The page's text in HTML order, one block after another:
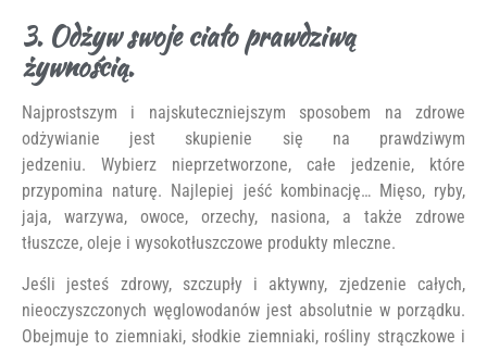
3. Odżyw swoje ciało prawdziwą
żywnością.
Najprostszym i najskuteczniejszym sposobem na zdrowe
odżywianie jest skupienie się na prawdziwym
jedzeniu. Wybierz nieprzetworzone, całe jedzenie, które
przypomina naturę. Najlepiej jeść kombinację… Mięso, ryby,
jaja, warzywa, owoce, orzechy, nasiona, a także zdrowe
tłuszcze, oleje i wysokotłuszczowe produkty mleczne.
Jeśli jesteś zdrowy, szczupły i aktywny, zjedzenie całych,
nieoczyszczonych węglowodanów jest absolutnie w porządku.
Obejmuje to ziemniaki, słodkie ziemniaki, rośliny strączkowe i